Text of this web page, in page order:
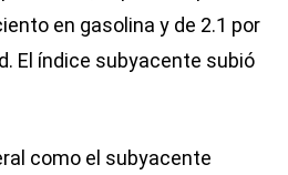
en gasolina y de 2.1 por
El índice subyacente subió
como el subyacente